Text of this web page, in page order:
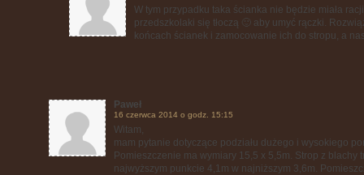
W tym przypadku taka ścianka nie będzie miała
przedszkolaki się tłoczą 🙂 aby umyć rączki.
końcach ścianek i zamocowanie ich do stropu, a
Paweł
16 czerwca 2014 o godz. 15:15
Witam,
mam pytanie dotyczące podziału dużego i wysokiego
Pomieszczenie ma wymiary 15,5 x 5,5m. Strop z
najwyższym punkcie 4,1m w najniższym 3,6m.